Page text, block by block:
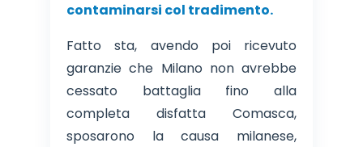
contaminarsi col tradimento.
Fatto sta, avendo poi ricevuto
garanzie che Milano non avrebbe
cessato battaglia fino alla
completa disfatta Comasca,
sposarono la causa milanese,